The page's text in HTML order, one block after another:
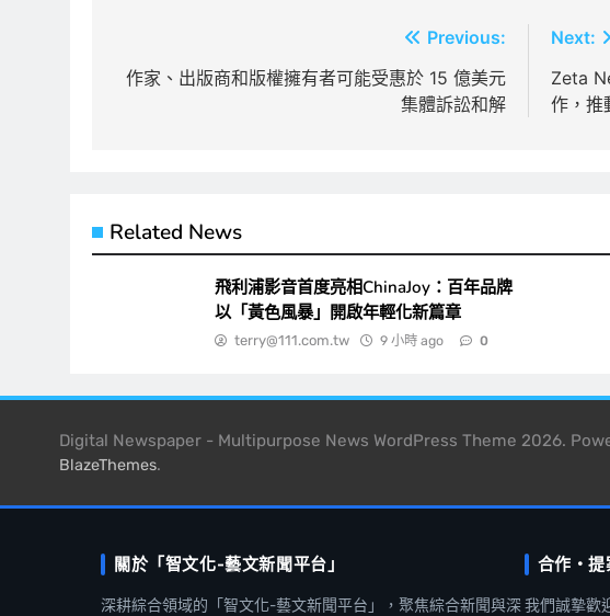
章
Previous:
作家、出版商和版權擁有者可能受惠於 15 億美元
集體訴訟和解
Next:
Zeta
作，推
Related News
飛利浦影音首度亮相ChinaJoy：百年品牌
以「黃色風暴」開啟年輕化新篇章
terry@111.com.tw 9 小時 ago 0
Digital Newspaper - Multipurpose News WordPress Theme 2026.
BlazeThemes.
關於「智文化-藝文新聞平台」
深耕綜合領域的「智文化-藝文新聞平台」，聚焦綜合新聞與深
合作・
我們誠摯歡